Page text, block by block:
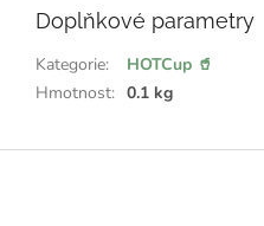
e
kDoplňkové parametry
Kategorie:
HOTCup 🥤
Hmotnost: 0.1 kg